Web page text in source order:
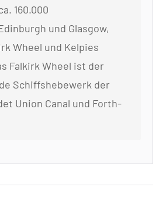
160.000
und Glasgow,
Wheel und Kelpies
Falkirk Wheel ist der
Schiffshebewerk der
Union Canal und Forth-